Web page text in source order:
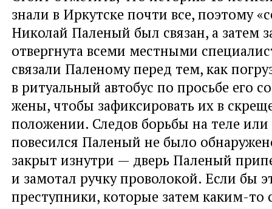
знали в Иркутске почти все, поэтому
Николай Паленый был связан, а затем
отвергнута всеми местными
связали Паленому перед тем, как
в ритуальный автобус по просьбе его
жены, чтобы зафиксировать их в
положении. Следов борьбы на теле или
повесился Паленый не было
закрыт изнутри — дверь Паленый
и замотал ручку проволокой. Если бы
преступники, которые затем каким-то